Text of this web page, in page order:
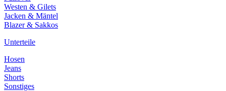
Westen & Gilets
Jacken & Mäntel
Blazer & Sakkos
Unterteile
Hosen
Jeans
Shorts
Sonstiges